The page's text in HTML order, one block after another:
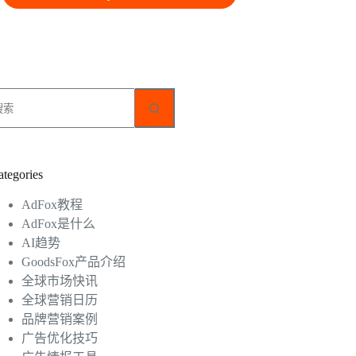
AdFox教程
AdFox是什么
AI趋势
GoodsFox产品介绍
全球市场快讯
全球营销日历
品牌营销案例
广告优化技巧